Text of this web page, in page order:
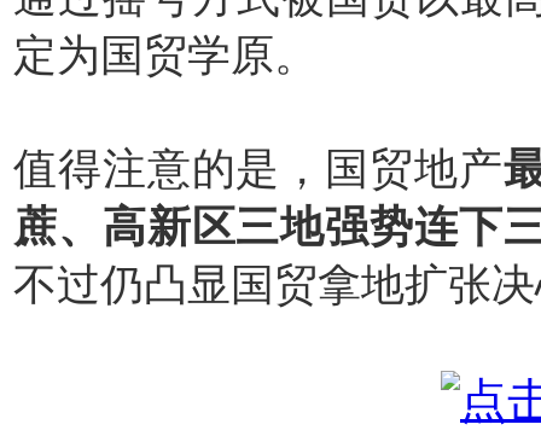
定为国贸学原。
值得注意的是，国贸地产
蔗、高新区三地强势连下
不过仍凸显国贸拿地扩张